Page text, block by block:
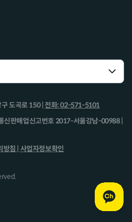
도곡로 150 | 전화: 02-571-5101
판매업신고번호 2017-서울강남-00988 |
침 | 사업자정보확인